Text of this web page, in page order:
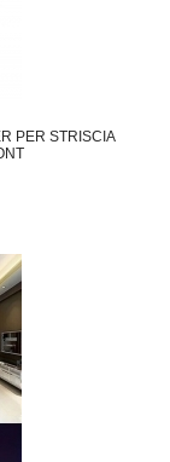
PER STRISCIA